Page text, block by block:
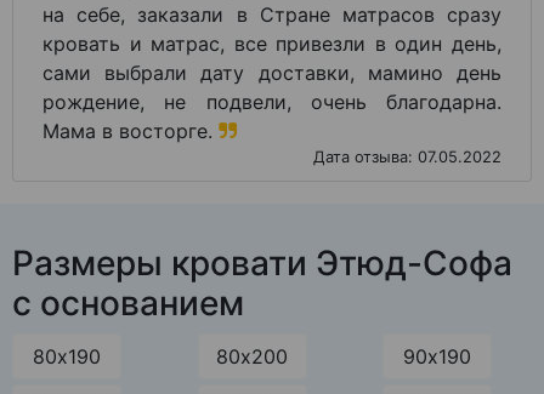
на себе, заказали в Стране матрасов сразу
кровать и матрас, все привезли в один день,
сами выбрали дату доставки, мамино день
рождение, не подвели, очень благодарна.
Мама в восторге.
Дата отзыва: 07.05.2022
Размеры кровати Этюд-Софа
с основанием
80х190 80х200 90х190